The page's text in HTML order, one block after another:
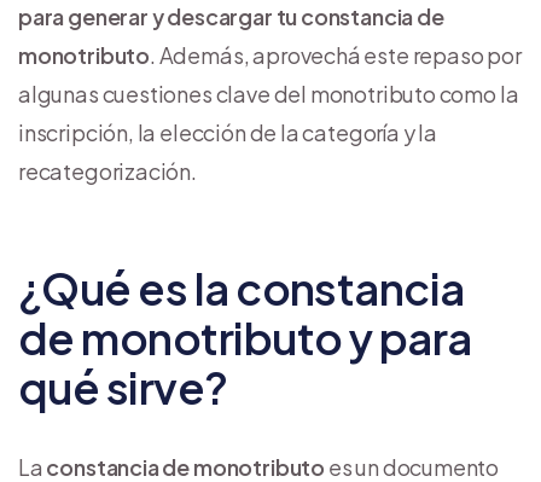
para generar y descargar tu constancia de
monotributo. Además, aprovechá este repaso por
algunas cuestiones clave del monotributo como la
inscripción, la elección de la categoría y la
recategorización.
¿Qué es la constancia
de monotributo y para
qué sirve?
La constancia de monotributo es un documento